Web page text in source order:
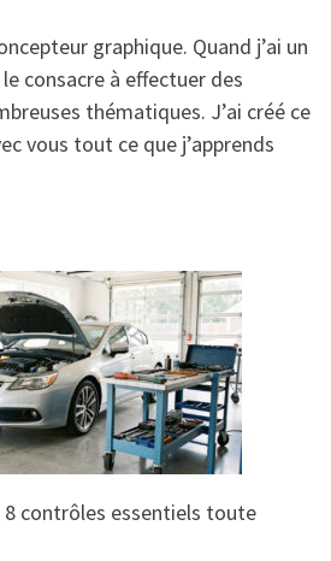
graphique. Quand j’ai un
consacre à effectuer des
thématiques. J’ai créé ce
vous tout ce que j’apprends
contrôles essentiels toute